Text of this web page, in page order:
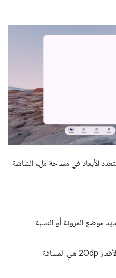
الأبعاد في مساحة ملء الشاشة
موضع المرونة أو النسبة
تحديد الانحراف في مدارات الأقمار ‫20dp هي المسافة